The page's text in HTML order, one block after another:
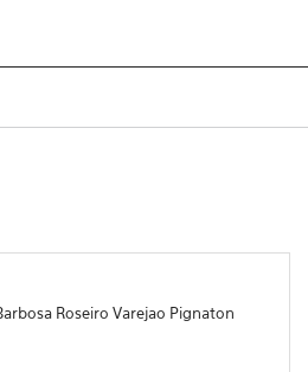
Roseiro Varejao Pignaton